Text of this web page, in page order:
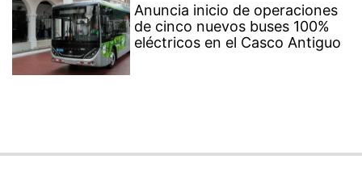
Anuncia inicio de operaciones
de cinco nuevos buses 100%
eléctricos en el Casco Antiguo